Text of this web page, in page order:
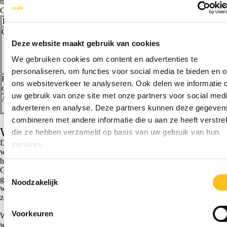
Deze website maakt gebruik van cookies
We gebruiken cookies om content en advertenties te
personaliseren, om functies voor social media te bieden en
ons websiteverkeer te analyseren. Ook delen we informatie
uw gebruik van onze site met onze partners voor social
adverteren en analyse. Deze partners kunnen deze
combineren met andere informatie die u aan ze heeft
die ze hebben verzameld op basis van uw gebruik van hun
services.
Toestemmingsselectie
Noodzakelijk
Voorkeuren
Concreet betekent dit dus het volgende:
Premieafdracht voor:
Uitgangspunt:
Opt-out
Ouderdomspensioen
(ongewijzigde
premieafdracht)
Mogelijkheid andere
premieverdeling
Risicoproduct voor
overlijden
Loopt bij onbetaald verlof
onverminderd door
Nee
ArbeidsongeschiktheidLoopt bij onbetaald verlof
onverminderd door
Nee
Wat dien je als werkgever te regelen?
Deze wijziging in de pensioenregeling zorgt ervoor dat je als
werkgever hierop moet voorsorteren. De volgende acties dien je
hiervoor te verrichten:
Ga na of er werknemers zijn die nu of in de toekomst onbetaald verlof
gaan opnemen en informeer hen over deze wijziging. Vraag hen of ze
wel/niet pensioenopbouw van het ouderdomspensioen wensen voort te
zetten.
Werknemers die geen pensioenopbouw voor het ouderdomspensioen
wensen voort te zetten, dienen de afstandsverklaring te tekenen en op